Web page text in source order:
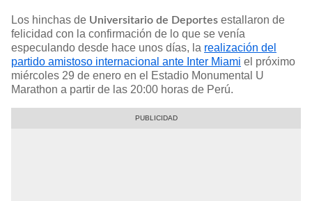
Los hinchas de Universitario de Deportes estallaron de
felicidad con la confirmación de lo que se venía
especulando desde hace unos días, la realización del
partido amistoso internacional ante Inter Miami el próximo
miércoles 29 de enero en el Estadio Monumental U
Marathon a partir de las 20:00 horas de Perú.